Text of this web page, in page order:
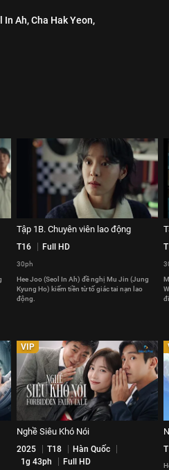
In Ah,Cha Hak Yeon,
Tập 1B. Chuyên viên lao động
T16 Full HD
30ph
Hee Joo (Seol In Ah) đề nghị Mu Jin (Jung
Kyung Ho) kiếm tiền từ tố giác tai nạn lao
động.
VIP
Nghề Siêu Khó Nói
2025 T18
Hàn Quốc
1g 43ph
Full HD